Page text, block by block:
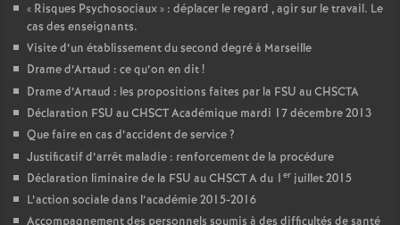
« Risques Psychosociaux» : déplacer le regard , agir sur le travail. Le
cas des enseignants.
Visite d’un établissement du second degré à Marseille
Drame d’Artaud : ce qu’on en dit!
Drame d’Artaud : les propositions faites par la FSU au CHSCTA
Déclaration FSU au CHSCT Académique mardi 17 décembre 2013
Que faire en cas d’accident de service?
Justificatif d’arrêt maladie : renforcement de la procédure
Déclaration liminaire de la FSU au CHSCT A du 1 er juillet 2015
L’action sociale dans l’académie 2015-2016